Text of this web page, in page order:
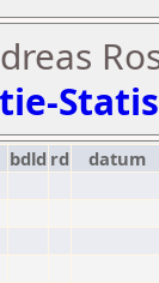
bdld rd
datum